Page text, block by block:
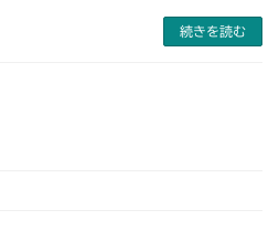
続きを読む